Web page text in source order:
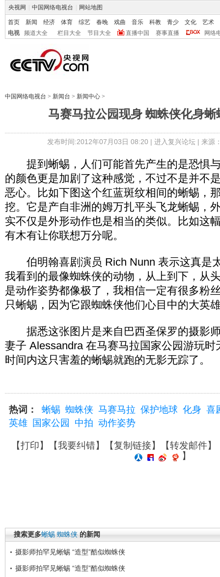
央视网 中国网络电视台 网站地图
首页 新闻 经济 体育 综艺 春晚 戏曲 音乐 科教 青少 文化
艺术
电视
频道大全 栏目大全 节目大全 直播中国 赛事直播 网络
中国网络电视台 > 新闻台 > 新闻中心 >
马赛马拉公园现身 蜘蛛侠化身蜥
发布时间:2012年07月03日 08:20 | 进入复兴论坛| 来源
提到蜥蜴，人们可能首先产生的是恐惧
的颜色更是加剧了这种感觉，不过不是并不
恶心。比如下图这个红蓝斑纹相间的蜥蜴，
挖。它是产自非洲的姆万扎平头飞龙蜥蜴，
实不仅是外形动作也是相当的类似。比如这
有木有让你联想万分呢。
伯明翰喜剧演员 Rich Nunn 表示这真是
我看到的最像蜘蛛侠的动物，从上到下，从
是动作姿势都像极了，我相信一定有很多粉
只蜥蜴，因为它跟蜘蛛侠他们心目中的大英
据悉这张图片是来自巴西圣保罗的摄影师
妻子 Alessandra 在马赛马拉国家公园游玩
时间内这只害羞的蜥蜴就跑的无影无踪了。
热词： 蜥蜴 蜘蛛侠 马赛马拉 保护地球 化身 喜
英雄
国家公园 中拍 动作姿势
【打印】【我要纠错】【复制链接】【转发邮件】
】
搜索更多蜥蜴 蜘蛛侠 的新闻
摄影师拍罕见蜥蜴 “造型”酷似蜘蛛侠
摄影师拍罕见蜥蜴 “造型”酷似蜘蛛侠